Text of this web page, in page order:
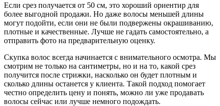
Если срез получается от 50 см, это хороший ориентир для
более выгодной продажи. Но даже волосы меньшей длины
могут подойти, если они не были подвержены окрашиванию,
плотные и качественные. Лучше не гадать самостоятельно, а
отправить фото на предварительную оценку.
Скупка волос всегда начинается с внимательного осмотра. Мы
смотрим не только на сантиметры, но и на то, какой срез
получится после стрижки, насколько он будет плотным и
сколько длины останется у клиента. Такой подход помогает
честно определить цену и понять, можно ли уже продавать
волосы сейчас или лучше немного подождать.